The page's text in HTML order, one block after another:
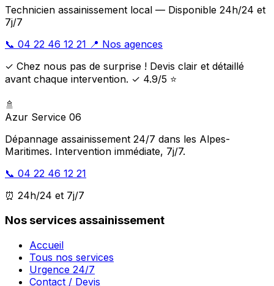
Technicien assainissement local — Disponible 24h/24 et
7j/7
📞 04 22 46 12 21 📍 Nos agences
✓ Chez nous pas de surprise ! Devis clair et détaillé
avant chaque intervention. ✓ 4.9/5 ⭐
🚿
Azur Service 06
Dépannage assainissement 24/7 dans les Alpes-
Maritimes. Intervention immédiate, 7j/7.
📞 04 22 46 12 21
⏰ 24h/24 et 7j/7
Nos services assainissement
Accueil
Tous nos services
Urgence 24/7
Contact / Devis